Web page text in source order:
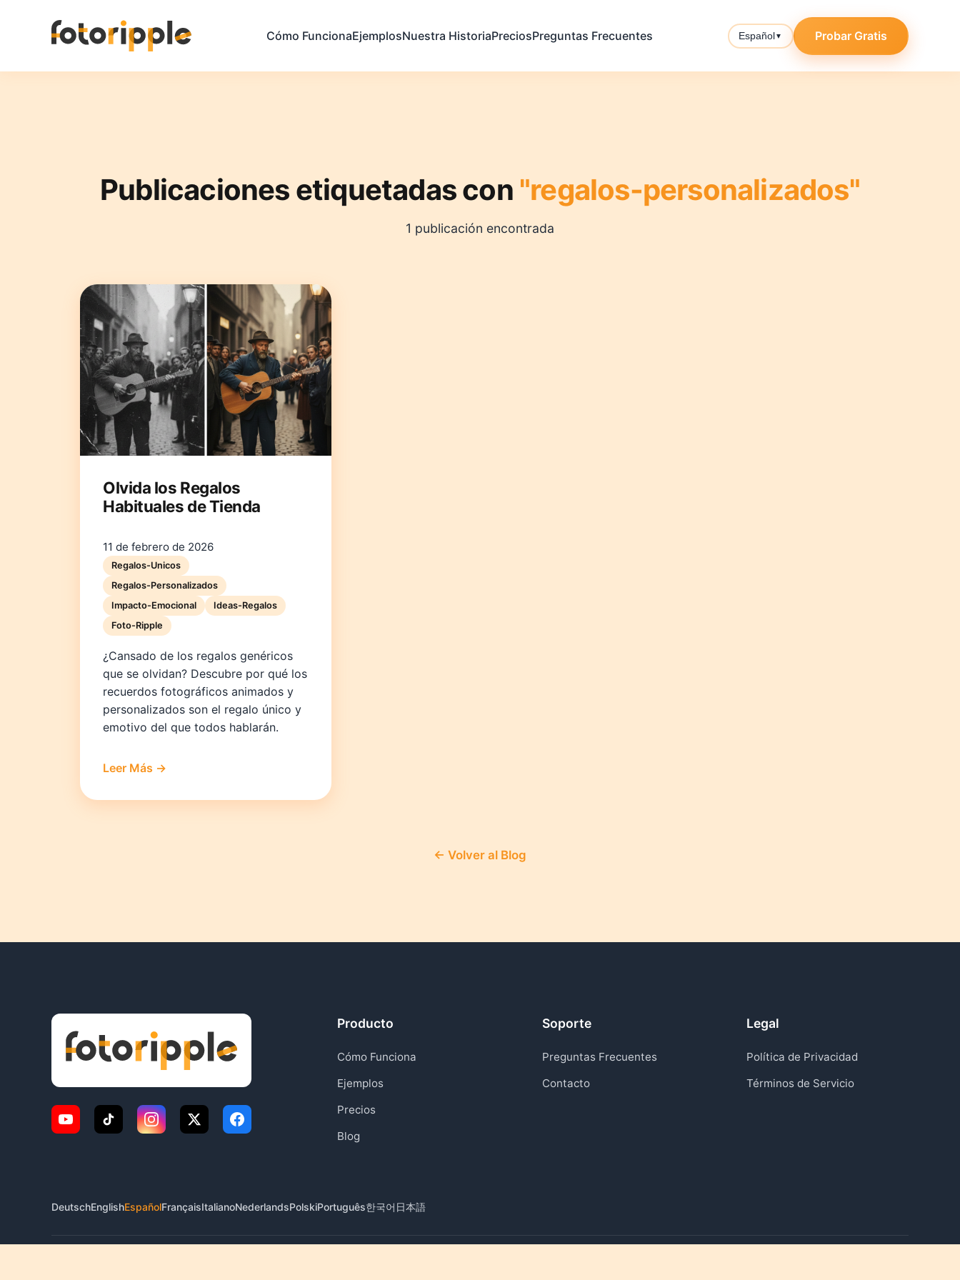
Cómo FuncionaEjemplosNuestra HistoriaPreciosPreguntas Frecuentes Español▼ Probar Gratis
Publicaciones etiquetadas con "regalos-personalizados"
1 publicación encontrada
Olvida los Regalos
Habituales de Tienda
11 de febrero de 2026
Regalos-Unicos
Regalos-Personalizados
Impacto-Emocional
Ideas-Regalos
Foto-Ripple
¿Cansado de los regalos genéricos
que se olvidan? Descubre por qué los
recuerdos fotográficos animados y
personalizados son el regalo único y
emotivo del que todos hablarán.
Leer Más →
← Volver al Blog
Producto
Cómo Funciona
Ejemplos
Precios
Blog
Soporte
Preguntas Frecuentes
Contacto
Legal
Política de Privacidad
Términos de Servicio
DeutschEnglishEspañolFrançaisItalianoNederlandsPolskiPortuguês한국어 日本語